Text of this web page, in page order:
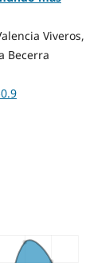
Viveros,
Becerra